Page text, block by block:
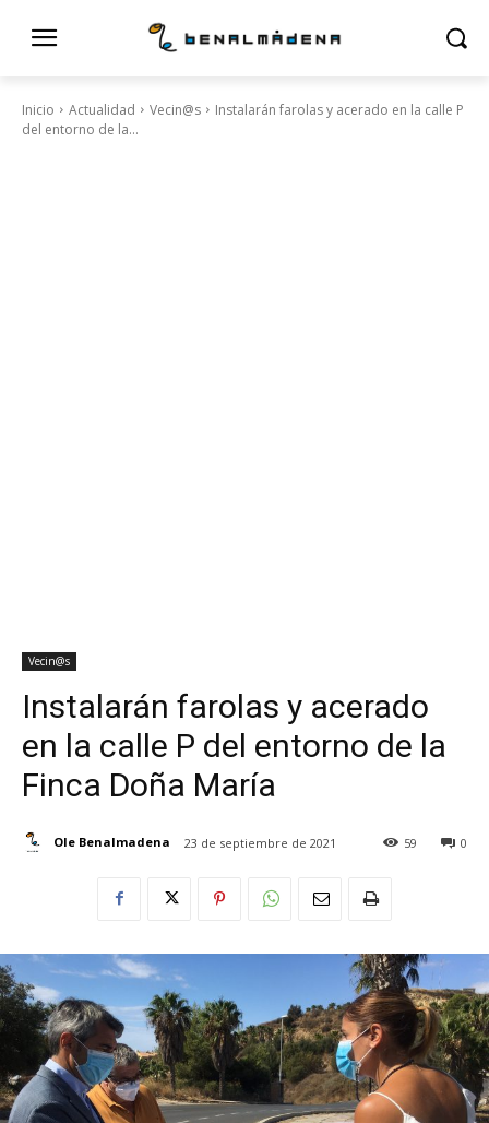
Inicio Actualidad Vecin@s
Instalarán farolas y acerado en la calle P
del entorno de la...
Vecin@s
Instalarán farolas y acerado
en la calle P del entorno de la
Finca Doña María
Ole Benalmadena 23 de septiembre de 2021 0
59